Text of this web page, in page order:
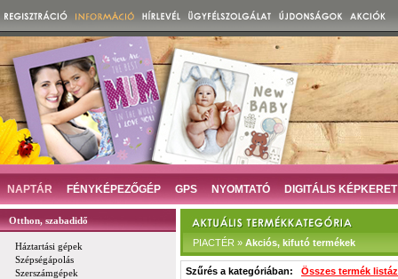
NAPTÁR FÉNYKÉPEZŐGÉP GPS NYOMTATÓ DIGITÁLIS KÉPKERET
Otthon, szabadidő
Háztartási gépek
Szépségápolás
Szerszámgépek
PIACTÉR » Akciós, kifutó termékek
Szűrés a kategóriában: Összes termék